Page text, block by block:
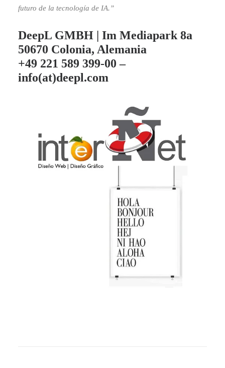
futuro de la tecnología de IA.”
DeepL GMBH | Im Mediapark 8a
50670 Colonia, Alemania
+49 221 589 399-00 –
info(at)deepl.com